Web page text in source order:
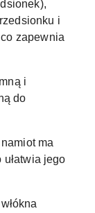
i
zapewnia
i
do
ma
jego